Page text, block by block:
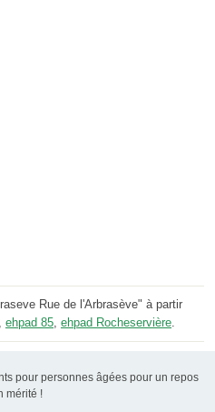
Rue de l'Arbrasève" à partir
ehpad 85 ehpad Rocheservière
pour personnes âgées pour un repos
mérité !